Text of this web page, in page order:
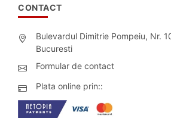
CONTACT
Bulevardul Dimitrie Pompeiu, Nr.
Bucuresti
Formular de contact
Plata online prin::